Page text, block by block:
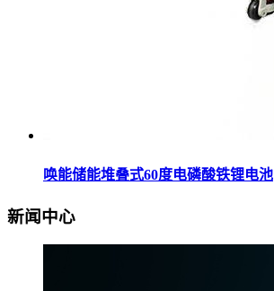
唤能储能堆叠式60度电磷酸铁锂电池
新闻中心